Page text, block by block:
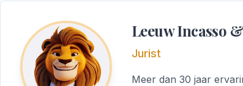
Leeuw Incasso
Jurist
Meer dan 30 jaar